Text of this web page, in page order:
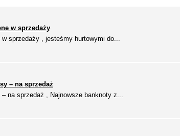
w sprzedaży
sprzedaży , jesteśmy hurtowymi do...
– na sprzedaż
na sprzedaż , Najnowsze banknoty z...